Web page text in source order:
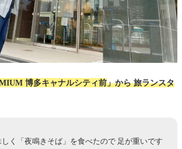
博多キャナルシティ前」から 旅ランスタ
く「夜鳴きそば」を食べたので 足が重いです